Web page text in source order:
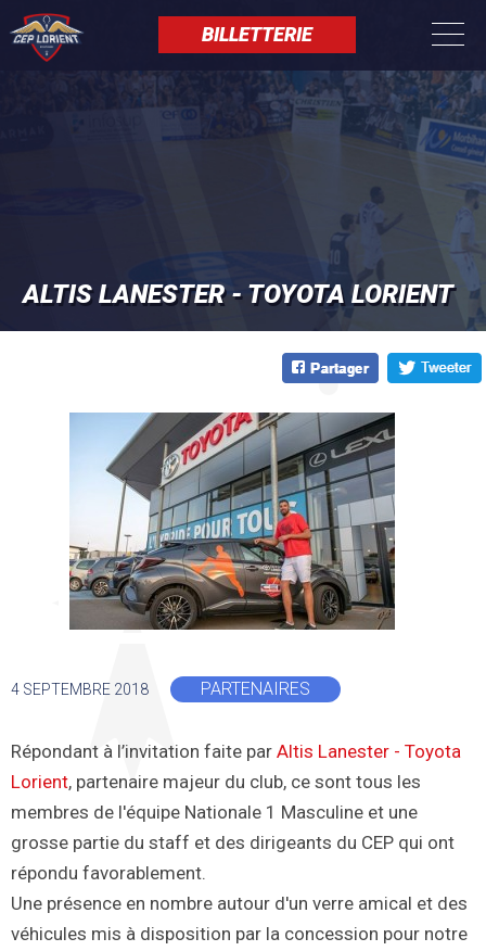
au
contenu
principal
BILLETTERIE
ALTIS LANESTER - TOYOTA LORIENT
4 SEPTEMBRE 2018 PARTENAIRES
Répondant à l’invitation faite par Altis Lanester - Toyota
Lorient, partenaire majeur du club, ce sont tous les
membres de l'équipe Nationale 1 Masculine et une
grosse partie du staff et des dirigeants du CEP qui ont
répondu favorablement.
Une présence en nombre autour d'un verre amical et des
véhicules mis à disposition par la concession pour notre
Panneau de gestion des cookies